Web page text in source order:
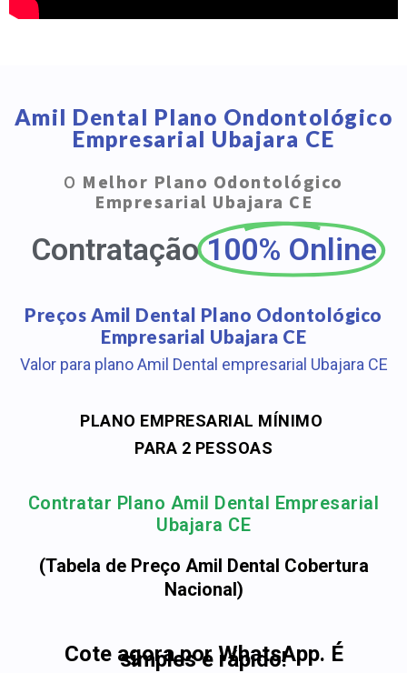
Amil Dental Plano Ondontológico
Empresarial Ubajara CE
O Melhor Plano Odontológico
Empresarial Ubajara CE
Contratação 100% Online
Preços Amil Dental Plano Odontológico
Empresarial Ubajara CE
Valor para plano Amil Dental empresarial Ubajara CE
PLANO EMPRESARIAL MÍNIMO
PARA 2 PESSOAS
Contratar Plano Amil Dental Empresarial
Ubajara CE
(Tabela de Preço Amil Dental Cobertura
Nacional)
Cote agora por WhatsApp. É
simples e rápido!